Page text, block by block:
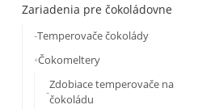
Zariadenia pre čokoládovne
Temperovače čokolády
Čokomeltery
Zdobiace temperovače na
čokoládu